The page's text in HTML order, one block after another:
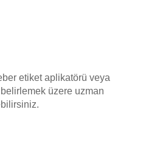
etiket aplikatörü veya
üzere uzman